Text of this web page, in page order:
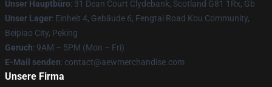
Unser Hauptbüro: 31 Dean Court Clydebank, Scotland G81 1Rx, Gb
Unser Lager: Einheit 4, Gebäude 6, Fengtai Road Kou Community,
Beipiao City, Peking
Geruch: 9AM – 5PM (Mon – Fri)
E-Mail senden: contact@aewmerchandise.com
Unsere Firma